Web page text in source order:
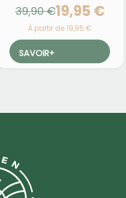
39,90 €19,95 €
À partir de 19,95 €
SAVOIR+